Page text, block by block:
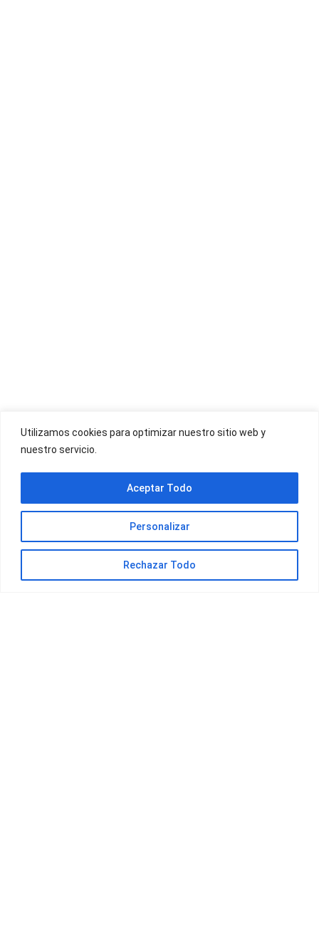
Utilizamos cookies para optimizar nuestro sitio web y
nuestro servicio.
Personalizar
Rechazar Todo
Aceptar Todo
OFERTAS JAZZTEL